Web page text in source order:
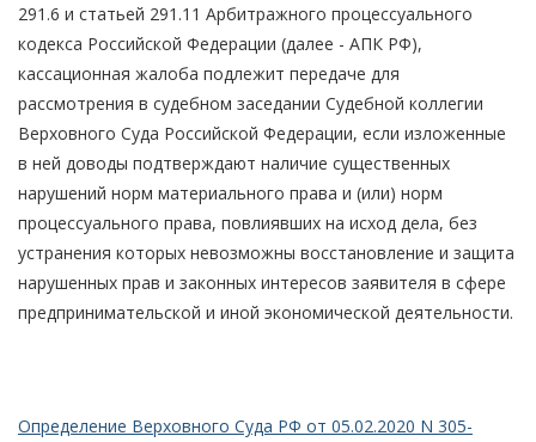
291.6 и статьей 291.11 Арбитражного процессуального
кодекса Российской Федерации (далее - АПК РФ),
кассационная жалоба подлежит передаче для
рассмотрения в судебном заседании Судебной коллегии
Верховного Суда Российской Федерации, если изложенные
в ней доводы подтверждают наличие существенных
нарушений норм материального права и (или) норм
процессуального права, повлиявших на исход дела, без
устранения которых невозможны восстановление и защита
нарушенных прав и законных интересов заявителя в сфере
предпринимательской и иной экономической деятельности.
Определение Верховного Суда РФ от 05.02.2020 N 305-